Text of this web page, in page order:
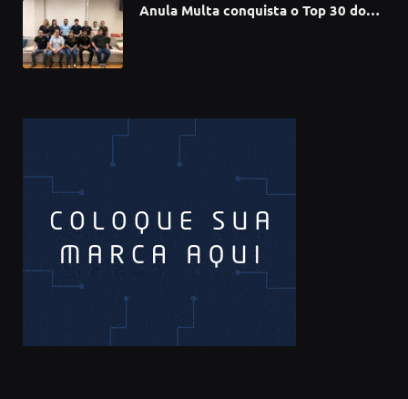
Anula Multa conquista o Top 30 do